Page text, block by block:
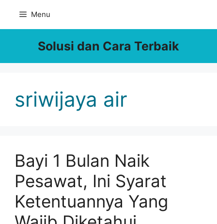
content
Menu
Solusi dan Cara Terbaik
sriwijaya air
Bayi 1 Bulan Naik
Pesawat, Ini Syarat
Ketentuannya Yang